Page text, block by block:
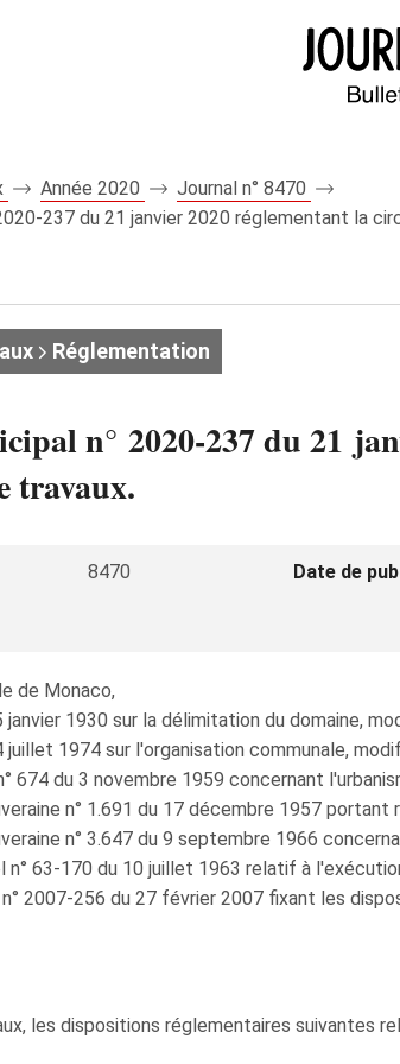
Année 2020
Journal n° 8470
237 du 21 janvier 2020 réglementant la
Réglementation
n° 2020-237 du 21
travaux.
8470 Date de
de Monaco,
janvier 1930 sur la délimitation du domaine,
juillet 1974 sur l'organisation communale,
674 du 3 novembre 1959 concernant
n° 1.691 du 17 décembre 1957
n° 3.647 du 9 septembre 1966
n° 63-170 du 10 juillet 1963 relatif à
2007-256 du 27 février 2007 fixant les
les dispositions réglementaires suivantes